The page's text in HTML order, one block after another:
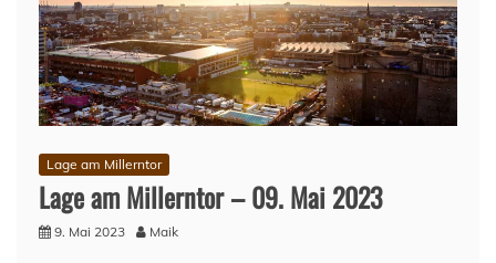
Lage am Millerntor
Lage am Millerntor – 09. Mai 2023
9. Mai 2023 Maik